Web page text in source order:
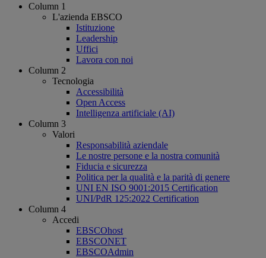
Column 1
L'azienda EBSCO
Istituzione
Leadership
Uffici
Lavora con noi
Column 2
Tecnologia
Accessibilità
Open Access
Intelligenza artificiale (AI)
Column 3
Valori
Responsabilità aziendale
Le nostre persone e la nostra comunità
Fiducia e sicurezza
Politica per la qualità e la parità di genere
UNI EN ISO 9001:2015 Certification
UNI/PdR 125:2022 Certification
Column 4
Accedi
EBSCOhost
EBSCONET
EBSCOAdmin